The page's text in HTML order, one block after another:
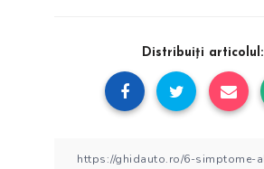
Distribuiți articolul: